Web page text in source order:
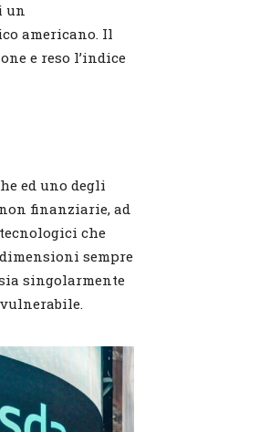
un
americano. Il
e reso l’indice
ed uno degli
finanziarie, ad
che
dimensioni sempre
singolarmente